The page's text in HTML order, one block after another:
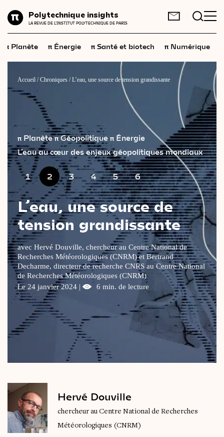
Polytechnique insights
LA REVUE DE L'INSTITUT POLYTECHNIQUE DE PARIS
Énergie
Santé
et biotech
Espace
Économie
Industrie
Science et technologies
Société
Géopolitique
Neurosciences
Le magazine
3,14
Vidéos & Podcast
FR EN
π Planète π Énergie π Santé et biotech π Numérique
Accueil /Chroniques /L’eau, une source de tension grandissante
π Planète π Géopolitique π Énergie
L’eau au cœur des enjeux géopolitiques mondiaux
1 2 3 4 5 6
L’eau, une source de
tension grandissante
avec Hervé Douville, chercheur au Centre National de
Recherches Météorologiques (CNRM) et Bertrand
Decharme, directeur de recherche CNRS au Centre National
de Recherches Météorologiques (CNRM)
Le 24 janvier 2024 |
6 min. de lecture
Hervé Douville
chercheur au Centre National de Recherches
Météorologiques (CNRM)